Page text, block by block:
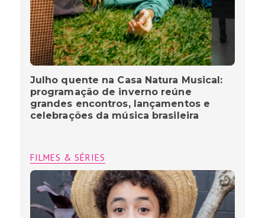
Julho quente na Casa Natura Musical:
programação de inverno reúne
grandes encontros, lançamentos e
celebrações da música brasileira
FILMES & SÉRIES